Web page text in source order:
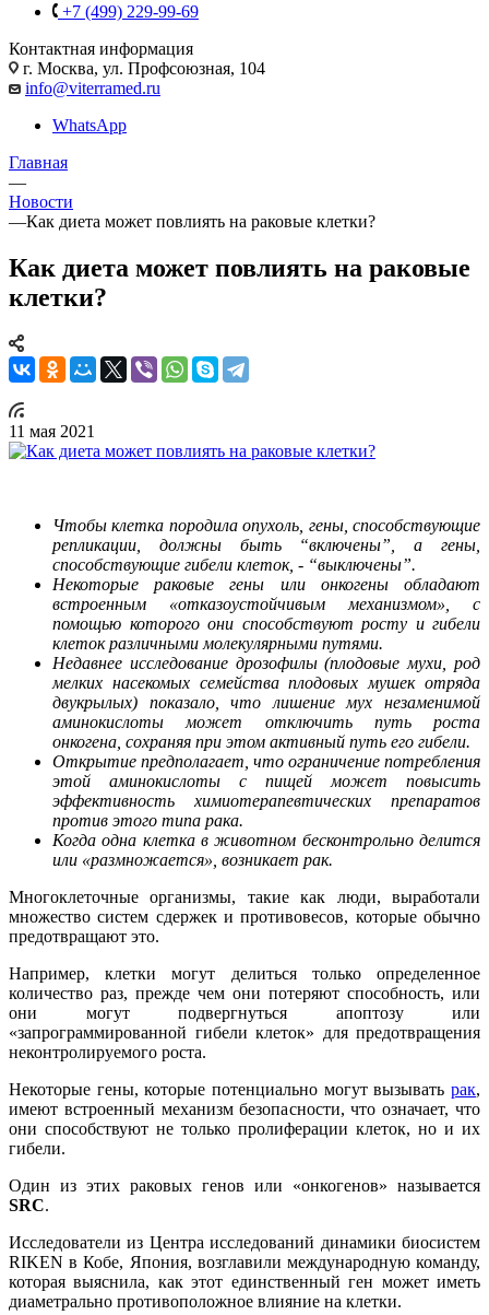
+7 (499) 229-99-69
Контактная информация
г. Москва, ул. Профсоюзная, 104
info@viterramed.ru
WhatsApp
Главная
—
Новости
—Как диета может повлиять на раковые клетки?
Как диета может повлиять на раковые
клетки?
11 мая 2021
Чтобы клетка породила опухоль, гены, способствующие
репликации, должны быть “включены”, а гены,
способствующие гибели клеток, - “выключены”.
Некоторые раковые гены или онкогены обладают
встроенным «отказоустойчивым механизмом», с
помощью которого они способствуют росту и гибели
клеток различными молекулярными путями.
Недавнее исследование дрозофилы (плодовые мухи, род
мелких насекомых семейства плодовых мушек отряда
двукрылых) показало, что лишение мух незаменимой
аминокислоты может отключить путь роста
онкогена, сохраняя при этом активный путь его гибели.
Открытие предполагает, что ограничение потребления
этой аминокислоты с пищей может повысить
эффективность химиотерапевтических препаратов
против этого типа рака.
Когда одна клетка в животном бесконтрольно делится
или «размножается», возникает рак.
Многоклеточные организмы, такие как люди, выработали
множество систем сдержек и противовесов, которые обычно
предотвращают это.
Например, клетки могут делиться только определенное
количество раз, прежде чем они потеряют способность, или
они могут подвергнуться апоптозу или
«запрограммированной гибели клеток» для предотвращения
неконтролируемого роста.
Некоторые гены, которые потенциально могут вызывать рак,
имеют встроенный механизм безопасности, что означает, что
они способствуют не только пролиферации клеток, но и их
гибели.
Один из этих раковых генов или «онкогенов» называется
SRC.
Исследователи из Центра исследований динамики биосистем
RIKEN в Кобе, Япония, возглавили международную команду,
которая выяснила, как этот единственный ген может иметь
диаметрально противоположное влияние на клетки.